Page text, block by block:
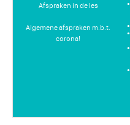
Afspraken in de les
Algemene afspraken m.b.t.
corona!